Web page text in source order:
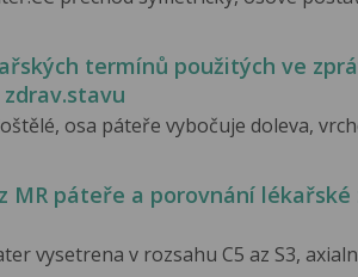
termínů použitých ve
osa páteře vybočuje doleva,
MR páteře a porovnání lékařské
vysetrena v rozsahu C5 az S3,